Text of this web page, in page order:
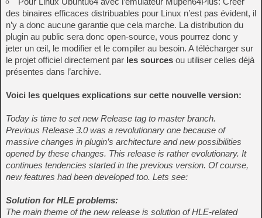
des binaires efficaces distribuables pour Linux n’est pas évident, il
n’y a donc aucune garantie que cela marche. La distribution du
plugin au public sera donc open-source, vous pourrez donc y
jeter un œil, le modifier et le compiler au besoin. A télécharger sur
le projet officiel directement par les sources ou utiliser celles déjà
présentes dans l’archive.
Voici les quelques explications sur cette nouvelle version:
Today is time to set new Release tag to master branch.
Previous Release 3.0 was a revolutionary one because of
massive changes in plugin’s architecture and new possibilities
opened by these changes. This release is rather evolutionary. It
continues tendencies started in the previous version. Of course,
new features had been developed too. Lets see:
Solution for HLE problems:
The main theme of the new release is solution of HLE-related